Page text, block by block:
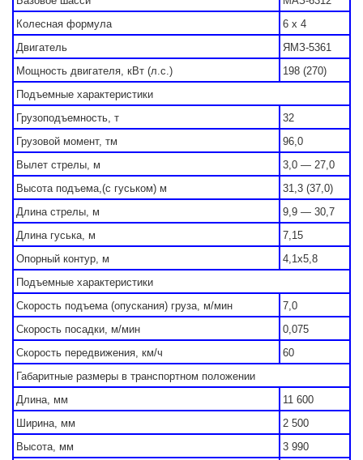
Колесная формула
6 x 4
Двигатель
ЯМЗ-5361
Мощность двигателя, кВт (л.с.)
198 (270)
Подъемные характеристики
Грузоподъемность, т
32
Грузовой момент, тм
96,0
Вылет стрелы, м
3,0 — 27,0
Высота подъема,(с гуськом) м
31,3 (37,0)
Длина стрелы, м
9,9 — 30,7
Длина гуська, м
7,15
Опорный контур, м
4,1х5,8
Подъемные характеристики
Скорость подъема (опускания) груза, м/мин
7,0
Скорость посадки, м/мин
0,075
Скорость передвижения, км/ч
60
Габаритные размеры в транспортном положении
Длина, мм
11 600
Ширина, мм
2 500
Высота, мм
3 990